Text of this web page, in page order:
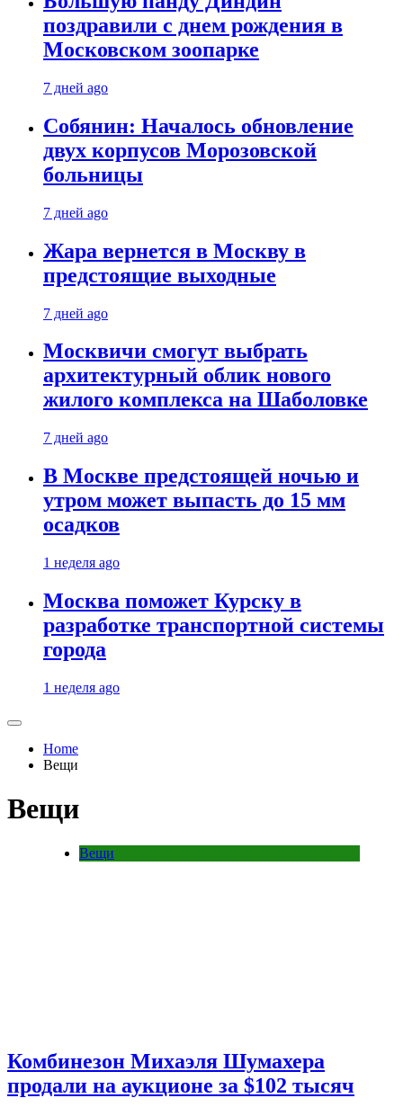
поздравили с днем рождения в
Московском зоопарке
7 дней ago
Собянин: Началось обновление
двух корпусов Морозовской
больницы
7 дней ago
Жара вернется в Москву в
предстоящие выходные
7 дней ago
Москвичи смогут выбрать
архитектурный облик нового
жилого комплекса на Шаболовке
7 дней ago
В Москве предстоящей ночью и
утром может выпасть до 15 мм
осадков
1 неделя ago
Москва поможет Курску в
разработке транспортной системы
города
1 неделя ago
Home
Вещи
Вещи
Вещи
Комбинезон Михаэля Шумахера
продали на аукционе за $102 тысяч